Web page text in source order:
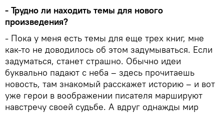
- Трудно ли находить темы для нового
произведения?
- Пока у меня есть темы для еще трех книг, мне
как-то не доводилось об этом задумываться. Если
задуматься, станет страшно. Обычно идеи
буквально падают с неба – здесь прочитаешь
новость, там знакомый расскажет историю – и вот
уже герои в воображении писателя маршируют
навстречу своей судьбе. А вдруг однажды мир